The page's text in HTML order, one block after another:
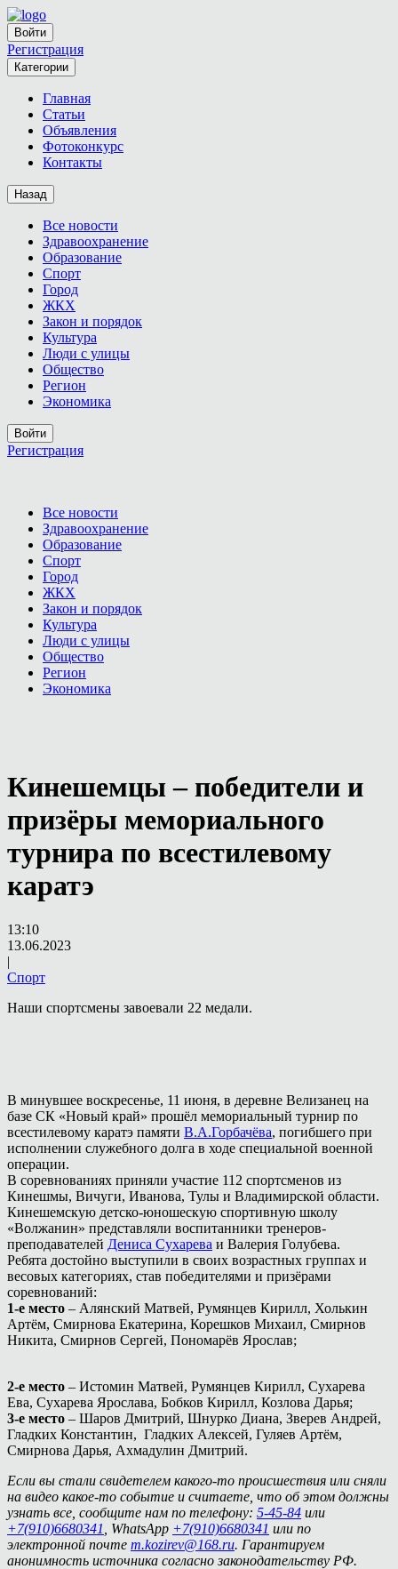
Войти
Регистрация
Категории
Главная
Статьи
Объявления
Фотоконкурс
Контакты
Назад
Все новости
Здравоохранение
Образование
Спорт
Город
ЖКХ
Закон и порядок
Культура
Люди с улицы
Общество
Регион
Экономика
Войти
Регистрация
Все новости
Здравоохранение
Образование
Спорт
Город
ЖКХ
Закон и порядок
Культура
Люди с улицы
Общество
Регион
Экономика
Кинешемцы – победители и
призёры мемориального
турнира по всестилевому
каратэ
13:10
13.06.2023
|
Спорт
Наши спортсмены завоевали 22 медали.
В минувшее воскресенье, 11 июня, в деревне Велизанец на
базе СК «Новый край» прошёл мемориальный турнир по
всестилевому каратэ памяти В.А.Горбачёва, погибшего при
исполнении служебного долга в ходе специальной военной
операции.
В соревнованиях приняли участие 112 спортсменов из
Кинешмы, Вичуги, Иванова, Тулы и Владимирской области.
Кинешемскую детско-юношескую спортивную школу
«Волжанин» представляли воспитанники тренеров-
преподавателей Дениса Сухарева и Валерия Голубева.
Ребята достойно выступили в своих возрастных группах и
весовых категориях, став победителями и призёрами
соревнований:
1-е место – Алянский Матвей, Румянцев Кирилл, Холькин
Артём, Смирнова Екатерина, Корешков Михаил, Смирнов
Никита, Смирнов Сергей, Пономарёв Ярослав;
2-е место – Истомин Матвей, Румянцев Кирилл, Сухарева
Ева, Сухарева Ярослава, Бобков Кирилл, Козлова Дарья;
3-е место – Шаров Дмитрий, Шнурко Диана, Зверев Андрей,
Гладких Константин, Гладких Алексей, Гуляев Артём,
Смирнова Дарья, Ахмадулин Дмитрий.
Если вы стали свидетелем какого-то происшествия или сняли
на видео какое-то событие и считаете, что об этом должны
узнать все, сообщите нам по телефону: 5-45-84 или
+7(910)6680341
, WhatsApp +7(910)6680341 или по
электронной почте m.kozirev@168.ru. Гарантируем
анонимность источника согласно законодательству РФ.